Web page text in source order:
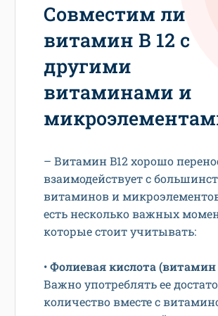
Совместим ли
витамин В 12 с
другими
витаминами и
– Витамин B12 хорошо
взаимодействует с
витаминов и
есть несколько важных
которые стоит учитывать:
•Фолиевая кислота (витамин
Важно употреблять ее
количество вместе с